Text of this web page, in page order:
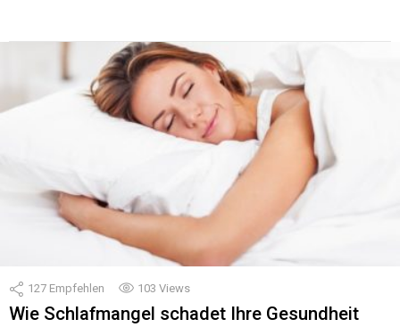
127 Empfehlen 103 Views
Wie Schlafmangel schadet Ihre Gesundheit